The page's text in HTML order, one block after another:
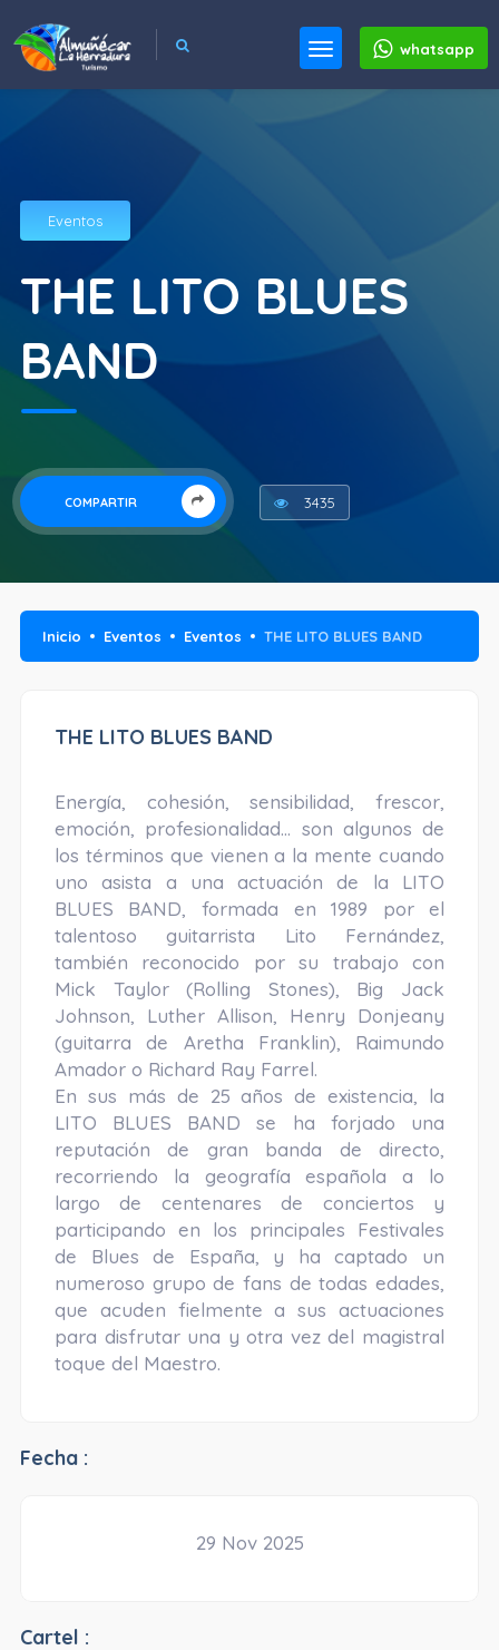
whatsapp
Eventos
THE LITO BLUES
BAND
COMPARTIR 3435
Inicio Eventos Eventos THE LITO BLUES BAND
THE LITO BLUES BAND
Energía, cohesión, sensibilidad, frescor,
emoción, profesionalidad… son algunos de
los términos que vienen a la mente cuando
uno asista a una actuación de la LITO
BLUES BAND, formada en 1989 por el
talentoso guitarrista Lito Fernández,
también reconocido por su trabajo con
Mick Taylor (Rolling Stones), Big Jack
Johnson, Luther Allison, Henry Donjeany
(guitarra de Aretha Franklin), Raimundo
Amador o Richard Ray Farrel.
En sus más de 25 años de existencia, la
LITO BLUES BAND se ha forjado una
reputación de gran banda de directo,
recorriendo la geografía española a lo
largo de centenares de conciertos y
participando en los principales Festivales
de Blues de España, y ha captado un
numeroso grupo de fans de todas edades,
que acuden fielmente a sus actuaciones
para disfrutar una y otra vez del magistral
toque del Maestro.
Fecha :
29 Nov 2025
Cartel :